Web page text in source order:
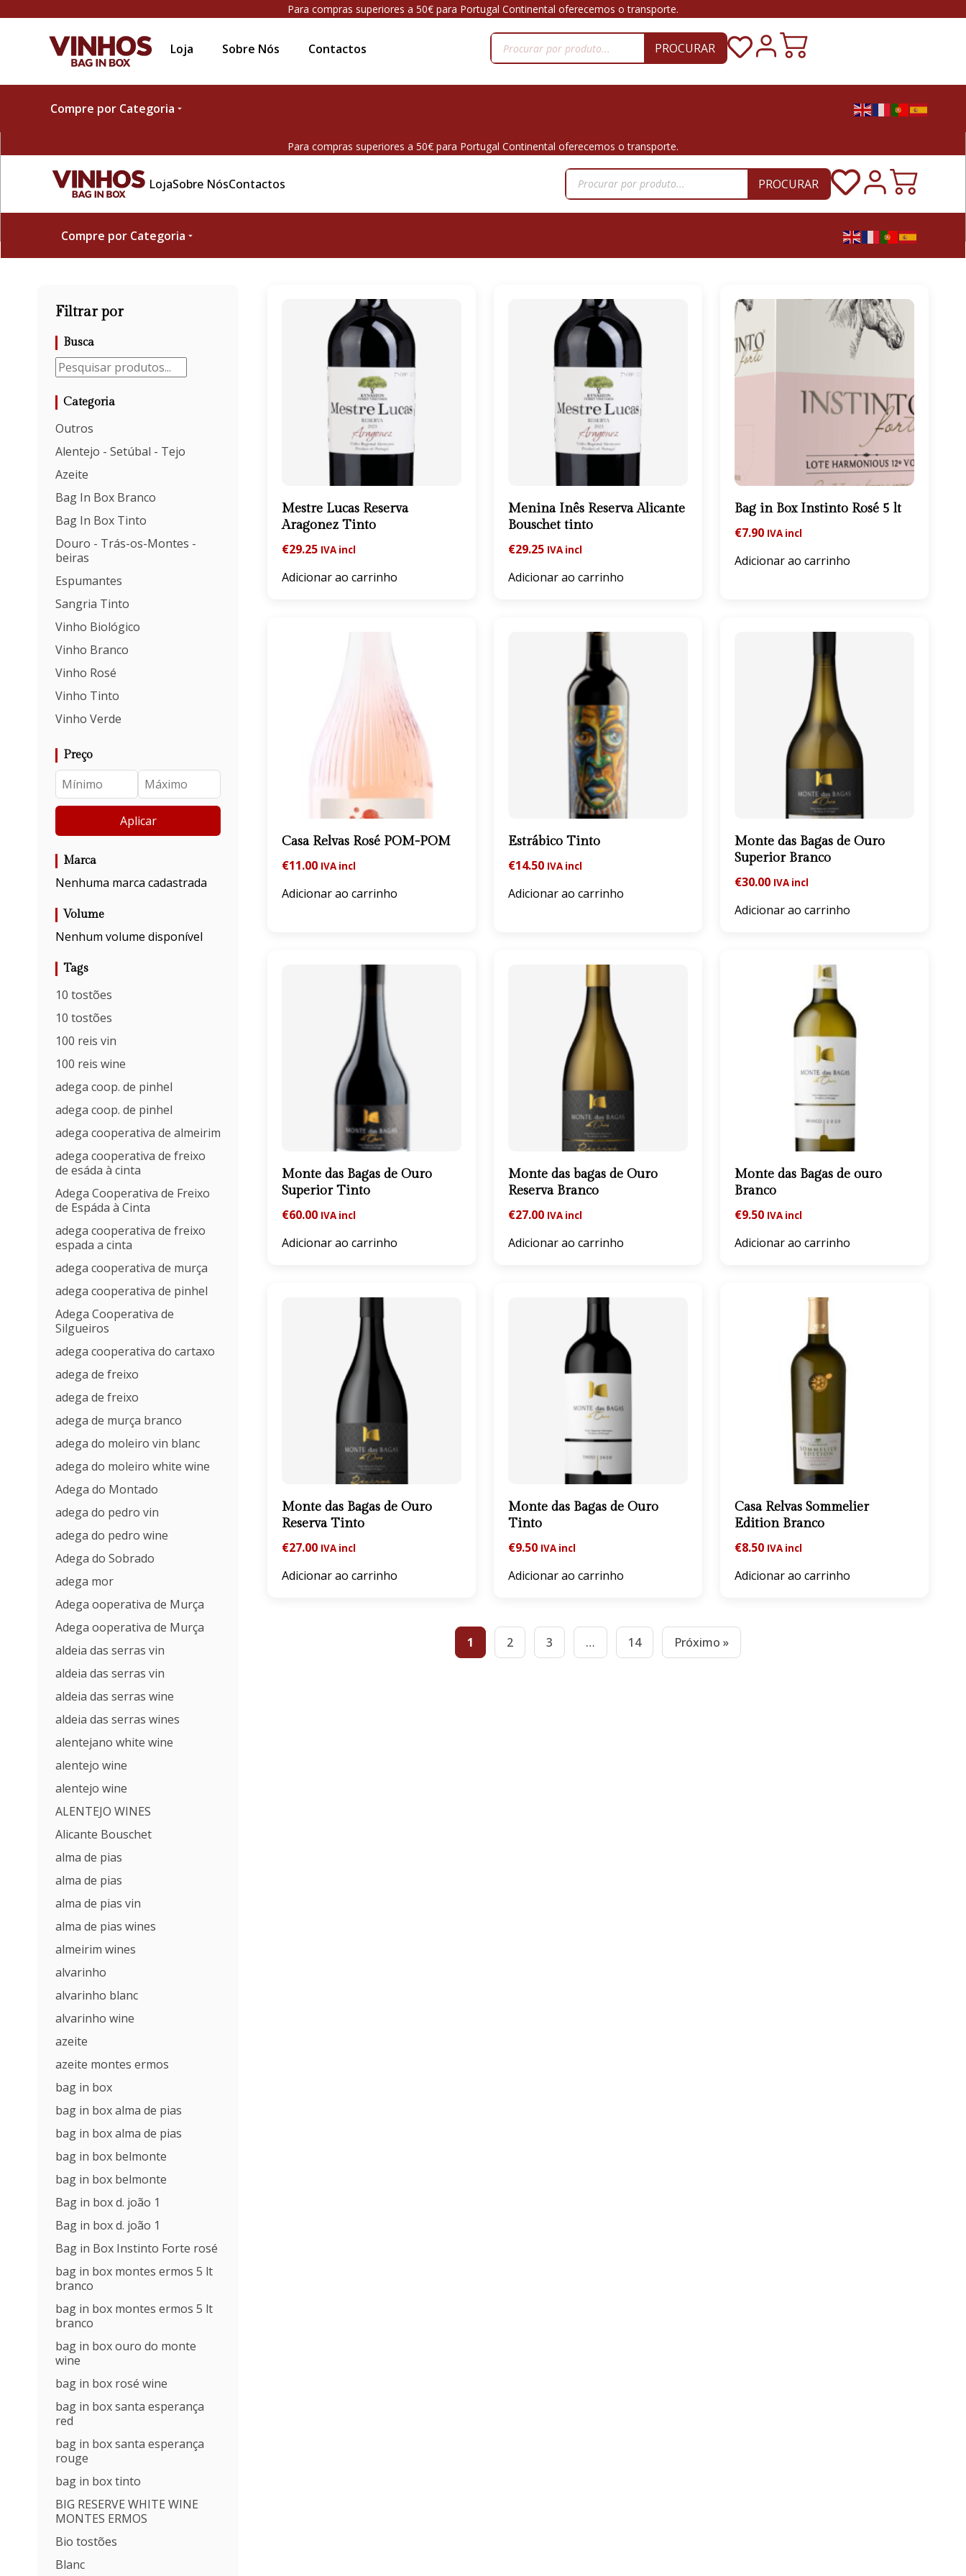
Para compras superiores a 50€ para Portugal Continental oferecemos o transporte.
Loja Sobre Nós Contactos PROCURAR
Compre por Categoria
Para compras superiores a 50€ para Portugal Continental oferecemos o transporte.
LojaSobre NósContactos PROCURAR
Compre por Categoria
Filtrar por
Busca
Categoria
Outros
Alentejo - Setúbal - Tejo
Azeite
Bag In Box Branco
Bag In Box Tinto
Douro - Trás-os-Montes -
beiras
Espumantes
Sangria Tinto
Vinho Biológico
Vinho Branco
Vinho Rosé
Vinho Tinto
Vinho Verde
Preço
Aplicar
Marca
Nenhuma marca cadastrada
Volume
Nenhum volume disponível
Tags
10 tostões
10 tostões
100 reis vin
100 reis wine
adega coop. de pinhel
adega coop. de pinhel
adega cooperativa de almeirim
adega cooperativa de freixo
de esáda à cinta
Adega Cooperativa de Freixo
de Espáda à Cinta
adega cooperativa de freixo
espada a cinta
adega cooperativa de murça
adega cooperativa de pinhel
Adega Cooperativa de
Silgueiros
adega cooperativa do cartaxo
adega de freixo
adega de freixo
adega de murça branco
adega do moleiro vin blanc
adega do moleiro white wine
Adega do Montado
adega do pedro vin
adega do pedro wine
Adega do Sobrado
adega mor
Adega ooperativa de Murça
Adega ooperativa de Murça
aldeia das serras vin
aldeia das serras vin
aldeia das serras wine
aldeia das serras wines
alentejano white wine
alentejo wine
alentejo wine
ALENTEJO WINES
Alicante Bouschet
alma de pias
alma de pias
alma de pias vin
alma de pias wines
almeirim wines
alvarinho
alvarinho blanc
alvarinho wine
azeite
azeite montes ermos
bag in box
bag in box alma de pias
bag in box alma de pias
bag in box belmonte
bag in box belmonte
Bag in box d. joão 1
Bag in box d. joão 1
Bag in Box Instinto Forte rosé
bag in box montes ermos 5 lt
branco
bag in box montes ermos 5 lt
branco
bag in box ouro do monte
wine
bag in box rosé wine
bag in box santa esperança
red
bag in box santa esperança
rouge
bag in box tinto
BIG RESERVE WHITE WINE
MONTES ERMOS
Bio tostões
Blanc
Mestre Lucas Reserva
Aragonez Tinto
€29.25 IVA incl
Adicionar ao carrinho
Menina Inês Reserva Alicante
Bouschet tinto
€29.25 IVA incl
Adicionar ao carrinho
Bag in Box Instinto Rosé 5 lt
€7.90 IVA incl
Adicionar ao carrinho
Casa Relvas Rosé POM-POM
€11.00 IVA incl
Adicionar ao carrinho
Estrábico Tinto
€14.50 IVA incl
Adicionar ao carrinho
Monte das Bagas de Ouro
Superior Branco
€30.00 IVA incl
Adicionar ao carrinho
Monte das Bagas de Ouro
Superior Tinto
€60.00 IVA incl
Adicionar ao carrinho
Monte das bagas de Ouro
Reserva Branco
€27.00 IVA incl
Adicionar ao carrinho
Monte das Bagas de ouro
Branco
€9.50 IVA incl
Adicionar ao carrinho
Monte das Bagas de Ouro
Reserva Tinto
€27.00 IVA incl
Adicionar ao carrinho
Monte das Bagas de Ouro
Tinto
€9.50 IVA incl
Adicionar ao carrinho
Casa Relvas Sommelier
Edition Branco
€8.50 IVA incl
Adicionar ao carrinho
1 2 3 … 14 Próximo »